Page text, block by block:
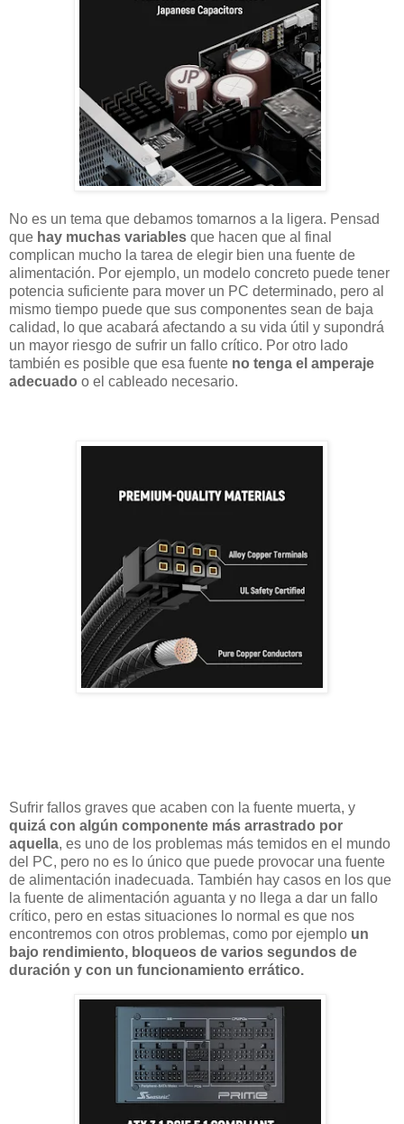
No es un tema que debamos tomarnos a la ligera. Pensad
que hay muchas variables que hacen que al final
complican mucho la tarea de elegir bien una fuente de
alimentación. Por ejemplo, un modelo concreto puede tener
potencia suficiente para mover un PC determinado, pero al
mismo tiempo puede que sus componentes sean de baja
calidad, lo que acabará afectando a su vida útil y supondrá
un mayor riesgo de sufrir un fallo crítico. Por otro lado
también es posible que esa fuente no tenga el amperaje
adecuado o el cableado necesario.
Sufrir fallos graves que acaben con la fuente muerta, y
quizá con algún componente más arrastrado por
aquella, es uno de los problemas más temidos en el mundo
del PC, pero no es lo único que puede provocar una fuente
de alimentación inadecuada. También hay casos en los que
la fuente de alimentación aguanta y no llega a dar un fallo
crítico, pero en estas situaciones lo normal es que nos
encontremos con otros problemas, como por ejemplo un
bajo rendimiento, bloqueos de varios segundos de
duración y con un funcionamiento errático.